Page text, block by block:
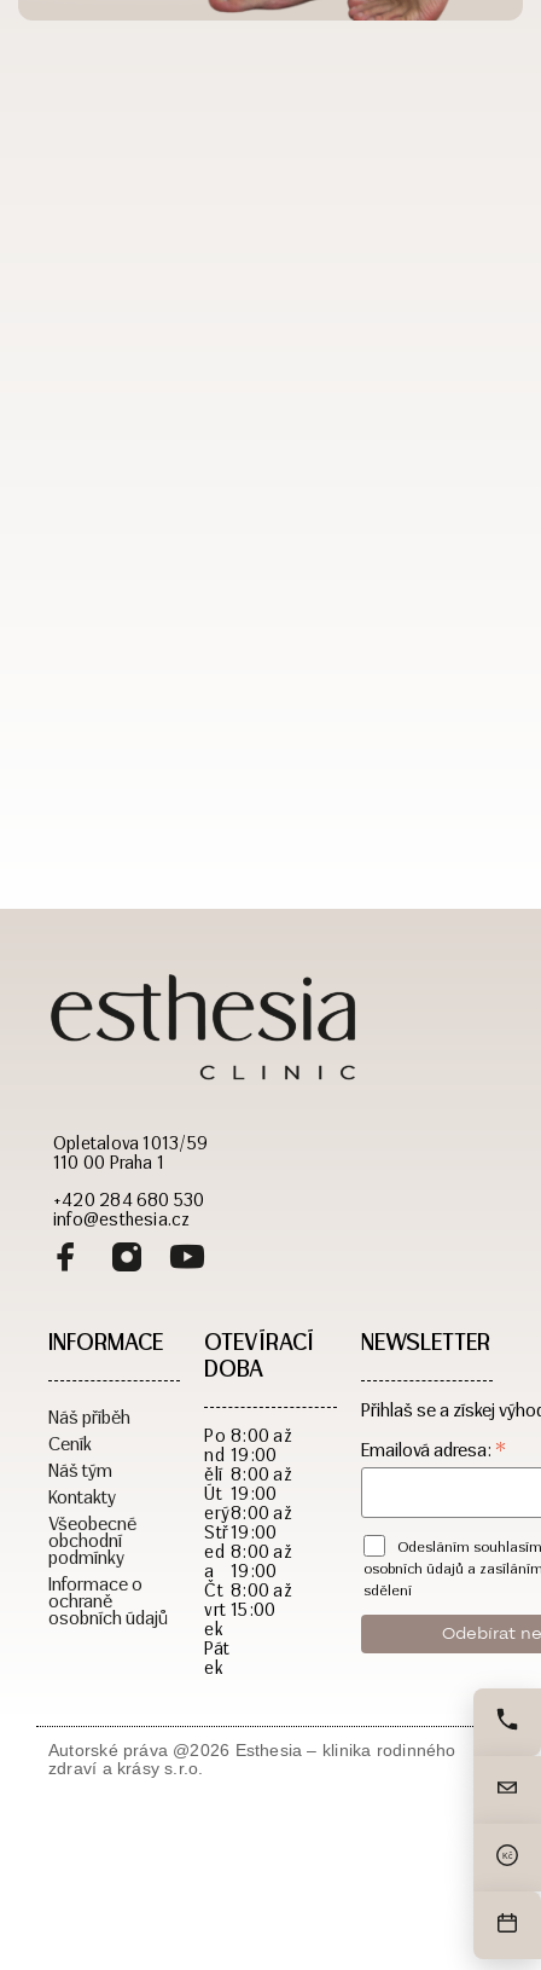
Opletalova 1013/59
110 00 Praha 1
+420 284 680 530
info@esthesia.cz
INFORMACE
Náš příběh
Ceník
Náš tým
Kontakty
Všeobecné
obchodní
podmínky
Informace o
ochraně
osobních údajů
OTEVÍRACÍ
DOBA​
Po
nd
ělí
Út
erý
Stř
ed
a
Čt
vrt
ek
Pát
ek
8:00 až
19:00
8:00 až
19:00
8:00 až
19:00
8:00 až
19:00
8:00 až
15:00
NEWSLETTER
Přihlaš se a získej
Emailová adresa: *
Odesláním
osobních údajů a
sdělení
Autorské práva @2026 Esthesia – klinika rodinného
zdraví a krásy s.r.o.
Kč